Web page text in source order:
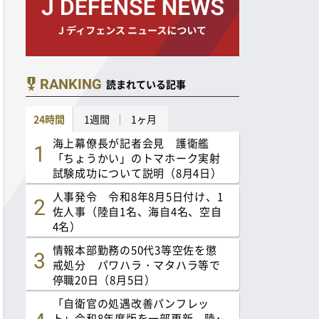
RANKING 読まれている記事
24時間 1週間 1ヶ月
海上幕僚長が記者会見 護衛艦
「ちょうかい」のトマホーク実射
試験成功について説明（8月4日）
人事発令 令和8年8月5日付け、1
佐人事（陸自1名、海自4名、空自
4名）
情報本部勤務の50代3等空佐を懲
戒処分 パワハラ・マタハラ等で
停職20日（8月5日）
「自衛官の処遇改善パンフレッ